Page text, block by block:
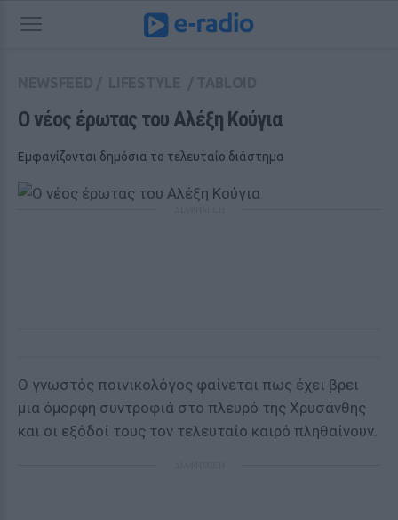
Ο νέος έρωτας του Αλέξη Κούγια
Εμφανίζονται δημόσια το τελευταίο διάστημα
Ο γνωστός ποινικολόγος φαίνεται πως έχει βρει
μια όμορφη συντροφιά στο πλευρό της Χρυσάνθης
και οι εξόδοί τους τον τελευταίο καιρό πληθαίνουν.